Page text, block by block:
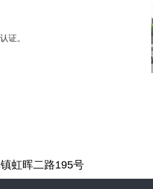
证。
区红旗镇虹晖二路